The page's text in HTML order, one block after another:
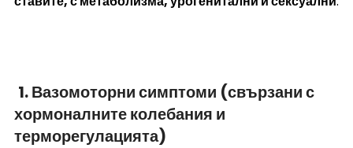
1. Вазомоторни симптоми (свързани с
хормоналните колебания и
терморегулацията)